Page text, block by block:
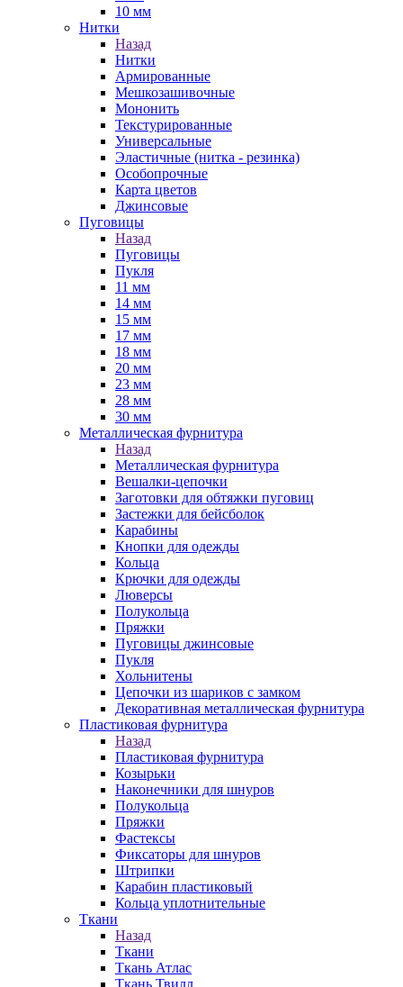
10 мм
Нитки
Назад
Нитки
Армированные
Мешкозашивочные
Мононить
Текстурированные
Универсальные
Эластичные (нитка - резинка)
Особопрочные
Карта цветов
Джинсовые
Пуговицы
Назад
Пуговицы
Пукля
11 мм
14 мм
15 мм
17 мм
18 мм
20 мм
23 мм
28 мм
30 мм
Металлическая фурнитура
Назад
Металлическая фурнитура
Вешалки-цепочки
Заготовки для обтяжки пуговиц
Застежки для бейсболок
Карабины
Кнопки для одежды
Кольца
Крючки для одежды
Люверсы
Полукольца
Пряжки
Пуговицы джинсовые
Пукля
Хольнитены
Цепочки из шариков с замком
Декоративная металлическая фурнитура
Пластиковая фурнитура
Назад
Пластиковая фурнитура
Козырьки
Наконечники для шнуров
Полукольца
Пряжки
Фастексы
Фиксаторы для шнуров
Штрипки
Карабин пластиковый
Кольца уплотнительные
Ткани
Назад
Ткани
Ткань Атлас
Ткань Твилл